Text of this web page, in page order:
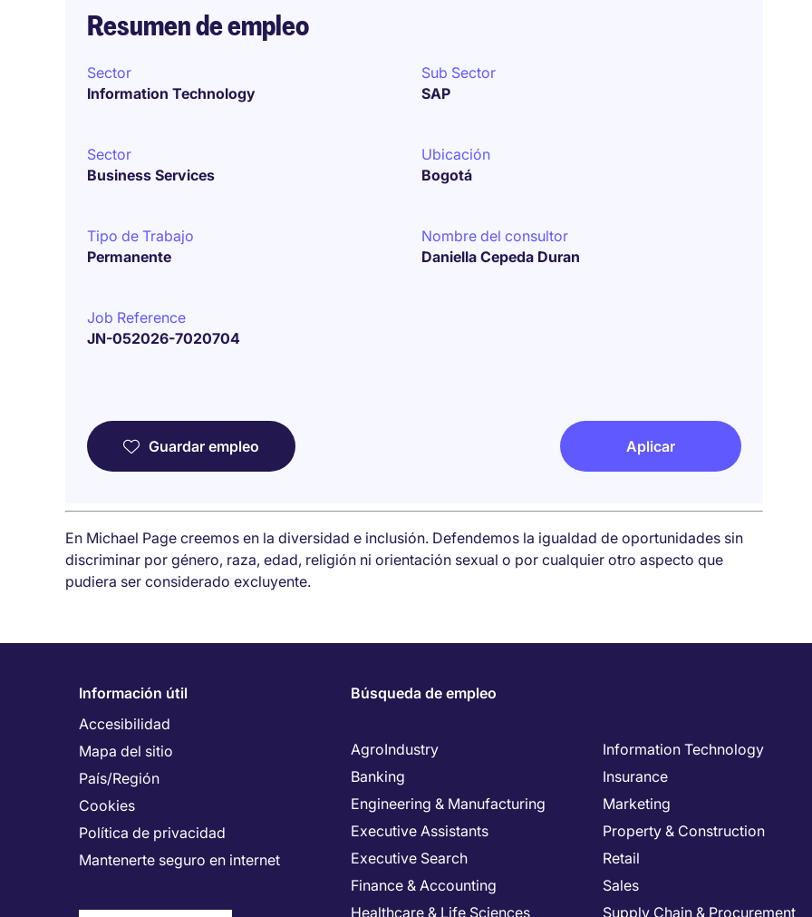
Resumen de empleo
Sector
Information Technology
Sub Sector
SAP
Sector
Business Services
Ubicación
Bogotá
Tipo de Trabajo
Permanente
Nombre del consultor
Daniella Cepeda Duran
Job Reference
JN-052026-7020704
Guardar empleo Aplicar
En Michael Page creemos en la diversidad e inclusión. Defendemos la igualdad de oportunidades sin
discriminar por género, raza, edad, religión ni orientación sexual o por cualquier otro aspecto que
pudiera ser considerado excluyente.
Información útil
Accesibilidad
Mapa del sitio
País/Región
Cookies
Política de privacidad
Mantenerte seguro en internet
Búsqueda de empleo
AgroIndustry
Banking
Engineering & Manufacturing
Executive Assistants
Executive Search
Finance & Accounting
Healthcare & Life Sciences
Information Technology
Insurance
Marketing
Property & Construction
Retail
Sales
Supply Chain & Procurement